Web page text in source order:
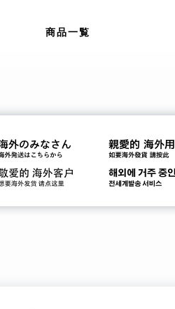
商品一覧